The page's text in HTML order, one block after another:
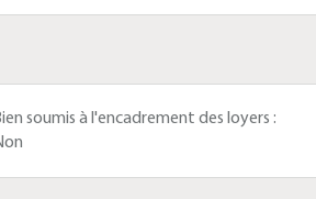
soumis à l'encadrement des loyers :